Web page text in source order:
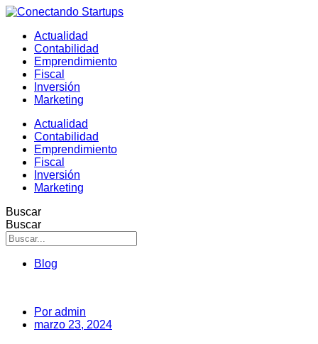
Actualidad
Contabilidad
Emprendimiento
Fiscal
Inversión
Marketing
Actualidad
Contabilidad
Emprendimiento
Fiscal
Inversión
Marketing
Buscar
Buscar
Blog
Por admin
marzo 23, 2024